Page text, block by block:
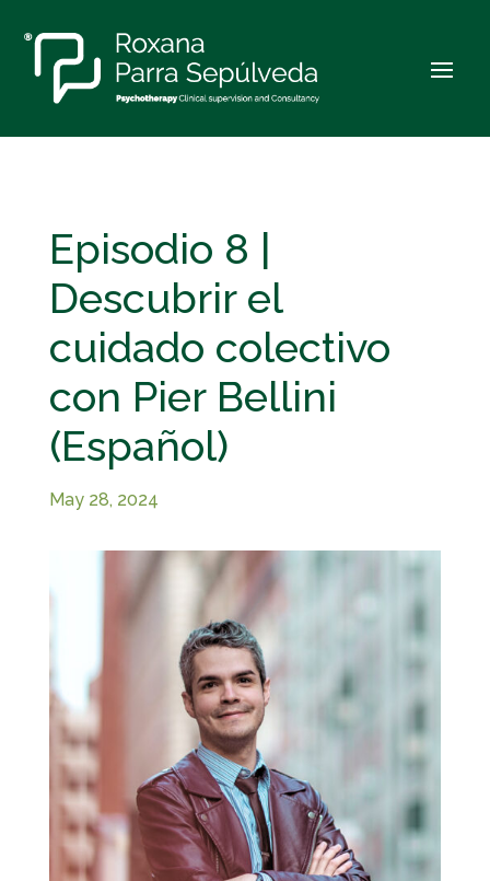
Episodio 8 |
Descubrir el
cuidado colectivo
con Pier Bellini
(Español)
May 28, 2024